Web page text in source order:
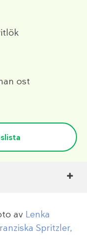
ost
av Lenka
Spritzler,